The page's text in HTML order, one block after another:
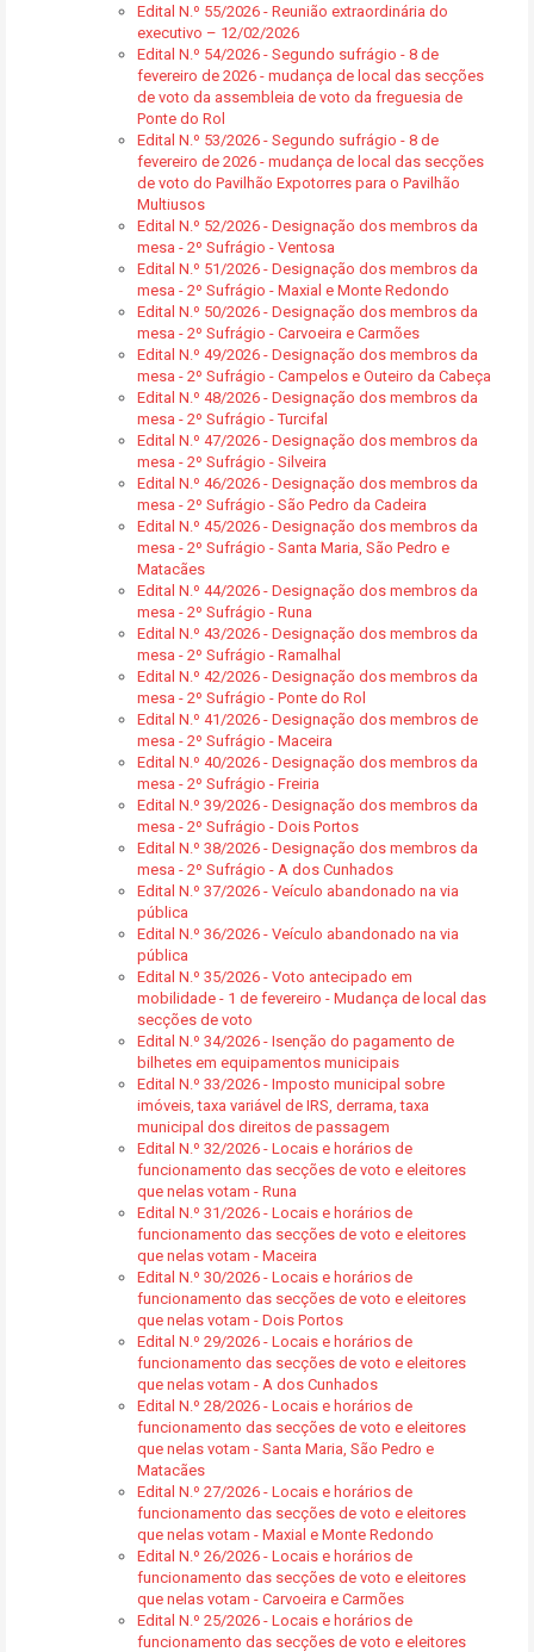
Edital N.º 55/2026 - Reunião extraordinária do
executivo – 12/02/2026
Edital N.º 54/2026 - Segundo sufrágio - 8 de
fevereiro de 2026 - mudança de local das secções
de voto da assembleia de voto da freguesia de
Ponte do Rol
Edital N.º 53/2026 - Segundo sufrágio - 8 de
fevereiro de 2026 - mudança de local das secções
de voto do Pavilhão Expotorres para o Pavilhão
Multiusos
Edital N.º 52/2026 - Designação dos membros da
mesa - 2º Sufrágio - Ventosa
Edital N.º 51/2026 - Designação dos membros da
mesa - 2º Sufrágio - Maxial e Monte Redondo
Edital N.º 50/2026 - Designação dos membros da
mesa - 2º Sufrágio - Carvoeira e Carmões
Edital N.º 49/2026 - Designação dos membros da
mesa - 2º Sufrágio - Campelos e Outeiro da Cabeça
Edital N.º 48/2026 - Designação dos membros da
mesa - 2º Sufrágio - Turcifal
Edital N.º 47/2026 - Designação dos membros da
mesa - 2º Sufrágio - Silveira
Edital N.º 46/2026 - Designação dos membros da
mesa - 2º Sufrágio - São Pedro da Cadeira
Edital N.º 45/2026 - Designação dos membros da
mesa - 2º Sufrágio - Santa Maria, São Pedro e
Matacães
Edital N.º 44/2026 - Designação dos membros da
mesa - 2º Sufrágio - Runa
Edital N.º 43/2026 - Designação dos membros da
mesa - 2º Sufrágio - Ramalhal
Edital N.º 42/2026 - Designação dos membros da
mesa - 2º Sufrágio - Ponte do Rol
Edital N.º 41/2026 - Designação dos membros de
mesa - 2º Sufrágio - Maceira
Edital N.º 40/2026 - Designação dos membros da
mesa - 2º Sufrágio - Freiria
Edital N.º 39/2026 - Designação dos membros da
mesa - 2º Sufrágio - Dois Portos
Edital N.º 38/2026 - Designação dos membros da
mesa - 2º Sufrágio - A dos Cunhados
Edital N.º 37/2026 - Veículo abandonado na via
pública
Edital N.º 36/2026 - Veículo abandonado na via
pública
Edital N.º 35/2026 - Voto antecipado em
mobilidade - 1 de fevereiro - Mudança de local das
secções de voto
Edital N.º 34/2026 - Isenção do pagamento de
bilhetes em equipamentos municipais
Edital N.º 33/2026 - Imposto municipal sobre
imóveis, taxa variável de IRS, derrama, taxa
municipal dos direitos de passagem
Edital N.º 32/2026 - Locais e horários de
funcionamento das secções de voto e eleitores
que nelas votam - Runa
Edital N.º 31/2026 - Locais e horários de
funcionamento das secções de voto e eleitores
que nelas votam - Maceira
Edital N.º 30/2026 - Locais e horários de
funcionamento das secções de voto e eleitores
que nelas votam - Dois Portos
Edital N.º 29/2026 - Locais e horários de
funcionamento das secções de voto e eleitores
que nelas votam - A dos Cunhados
Edital N.º 28/2026 - Locais e horários de
funcionamento das secções de voto e eleitores
que nelas votam - Santa Maria, São Pedro e
Matacães
Edital N.º 27/2026 - Locais e horários de
funcionamento das secções de voto e eleitores
que nelas votam - Maxial e Monte Redondo
Edital N.º 26/2026 - Locais e horários de
funcionamento das secções de voto e eleitores
que nelas votam - Carvoeira e Carmões
Edital N.º 25/2026 - Locais e horários de
funcionamento das secções de voto e eleitores